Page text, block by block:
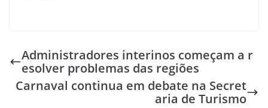
Administradores interinos começam a r
esolver problemas das regiões
Carnaval continua em debate na Secret
aria de Turismo